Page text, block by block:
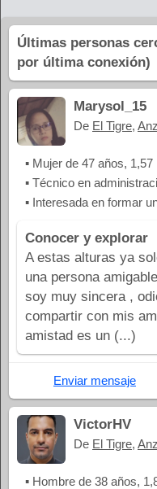
Últimas personas
por última conexión)
Marysol_15
De El Tigre,
▪ Mujer de 47 años, 1,57
▪ Técnico en
▪ Interesada en formar
Conocer y explorar
A estas alturas ya
una persona
soy muy sincera ,
compartir con mis
amistad es un (...)
Enviar mensaje
VictorHV
De El Tigre,
▪ Hombre de 38 años,